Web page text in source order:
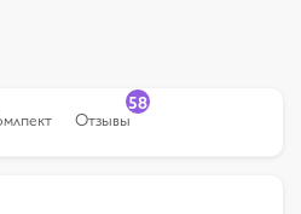
Отзывы
58